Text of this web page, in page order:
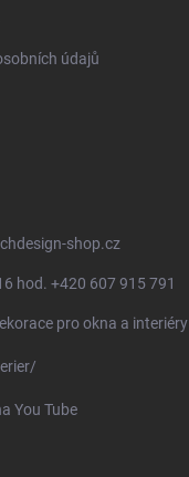
údajů
chdesign-shop.cz
hod. +420 607 915 791
pro okna a interiéry
You Tube